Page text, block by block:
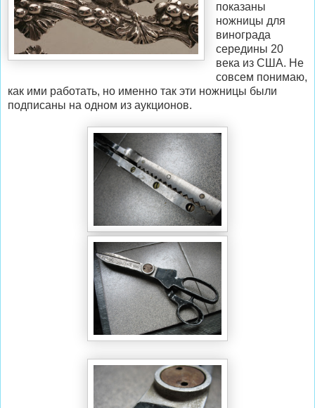
показаны
ножницы для
винограда
середины 20
века из США. Не
совсем понимаю,
как ими работать, но именно так эти ножницы были
подписаны на одном из аукционов.